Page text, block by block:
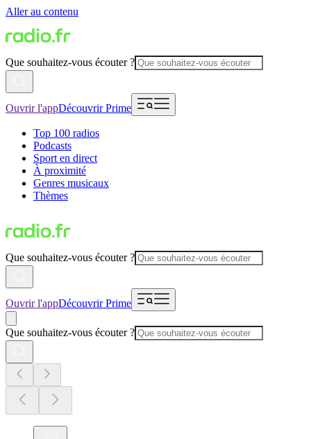
Aller au contenu
Que souhaitez-vous écouter ?
Ouvrir l'appDécouvrir Prime
Top 100 radios
Podcasts
Sport en direct
À proximité
Genres musicaux
Thèmes
Que souhaitez-vous écouter ?
Ouvrir l'appDécouvrir Prime
Que souhaitez-vous écouter ?